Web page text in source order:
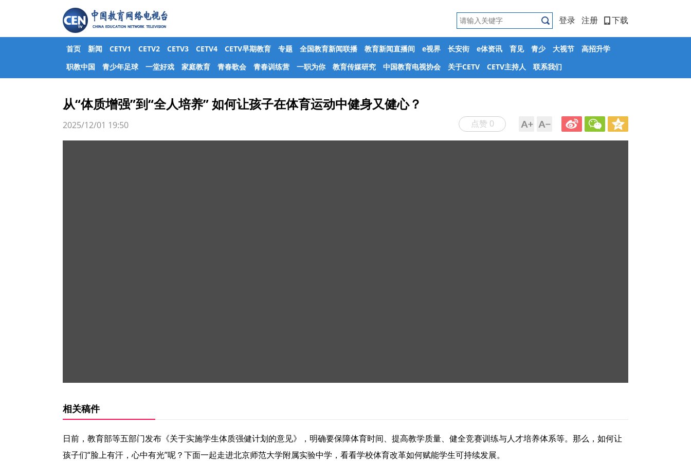
登录 注册 下载
首页 新闻 CETV1 CETV2 CETV3 CETV4 CETV早期教育 专题 全国教育新闻联播 教育新闻直播间 e视界 长安街 e体资讯 育见 青少 大视节
高招升学
职教中国
青少年足球 一堂好戏 家庭教育 青春歌会 青春训练营 一职为你 教育传媒研究 中国教育电视协会 关于CETV CETV主持人 联系我们
从“体质增强”到“全人培养” 如何让孩子在体育运动中健身又健心？
点赞 0
2025/12/01 19:50
相关稿件
日前，教育部等五部门发布《关于实施学生体质强健计划的意见》，明确要保障体育时间、提高教学质量、健全竞赛训练与人才培养体系等。那么，如何让
孩子们“脸上有汗，心中有光”呢？下面一起走进北京师范大学附属实验中学，看看学校体育改革如何赋能学生可持续发展。